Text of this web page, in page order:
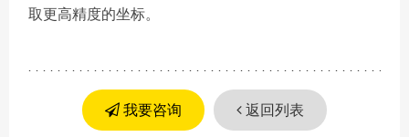
取更高精度的坐标。
我要咨询 返回列表